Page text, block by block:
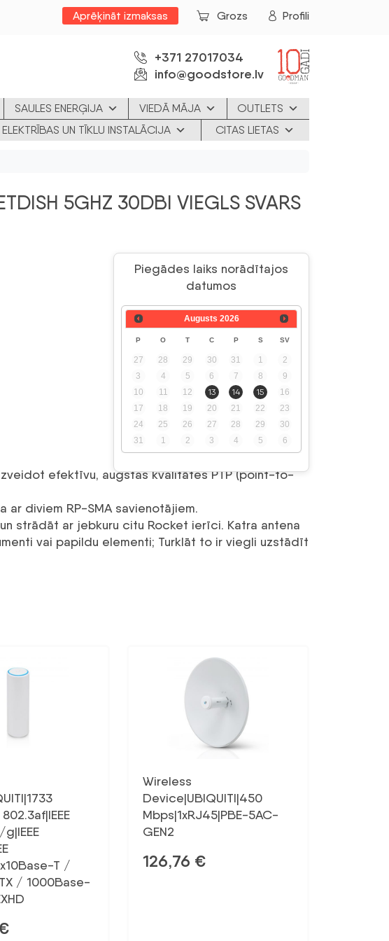
Aprēķināt izmaksas Grozs Profili
+371 27017034
info@goodstore.lv
SAULES ENERĢIJA VIEDĀ MĀJA
OUTLETS
ELEKTRĪBAS UN TĪKLU INSTALĀCIJA CITAS LIETAS
5GHZ 30DBI VIEGLS SVARS
Piegādes laiks norādītajos
datumos
Augusts 2026
P O T C P S SV
27 28 29 30 31 1
2
3
4 5 6 7 8
9
10
11 12 13 14 15
16
17
18 19 20 21 22
23
24
25 26 27 28 29
30
31
1 2 3 4 5 6
efektīvu, augstas kvalitātes PTP (point-to-
diviem RP-SMA savienotājiem.
strādāt ar jebkuru citu Rocket ierīci. Katra antena
vai papildu elementi; Turklāt to ir viegli uzstādīt
T /
/ 1000Base-
Wireless
Device|UBIQUITI|450
Mbps|1xRJ45|PBE-5AC-
GEN2
126,76 €